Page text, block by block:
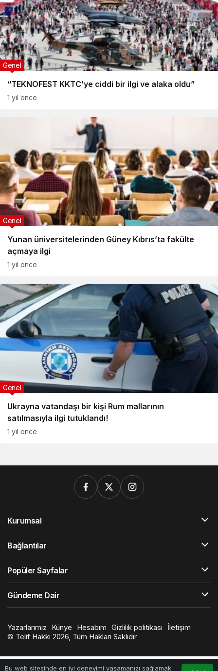
“TEKNOFEST KKTC’ye ciddi bir ilgi ve alaka oldu”
Genel
1 yıl önce
Yunan üniversitelerinden Güney Kıbrıs’ta fakülte
açmaya ilgi
Genel
1 yıl önce
Ukrayna vatandaşı bir kişi Rum mallarının
satılmasıyla ilgi tutuklandı!
Genel
1 yıl önce
Bu web sitesinde en iyi deneyimi yaşamanızı sağlamak
Kurumsal
Bağlantılar
Popüler Sayfalar
Gündeme Dair
Yazarlarımız Künye Hesabım Gizlilik politikası
İletişim
© Telif Hakkı 2026, Tüm Hakları Saklıdır